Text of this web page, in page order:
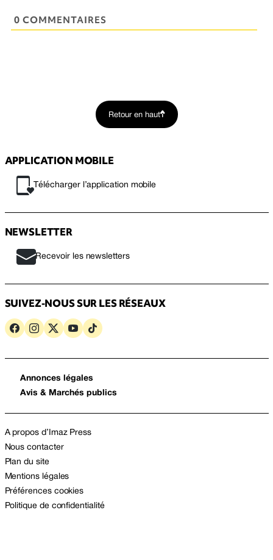
0 COMMENTAIRES
Retour en haut
APPLICATION MOBILE
Télécharger l’application mobile
NEWSLETTER
Recevoir les newsletters
SUIVEZ-NOUS SUR LES RÉSEAUX
Annonces légales
Avis & Marchés publics
A propos d’Imaz Press
Nous contacter
Plan du site
Mentions légales
Préférences cookies
Politique de confidentialité